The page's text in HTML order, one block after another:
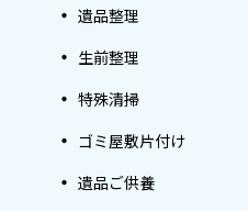
遺品整理
生前整理
特殊清掃
ゴミ屋敷片付け
遺品ご供養